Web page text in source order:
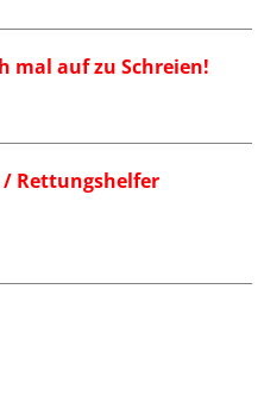
mal auf zu Schreien!
Rettungshelfer